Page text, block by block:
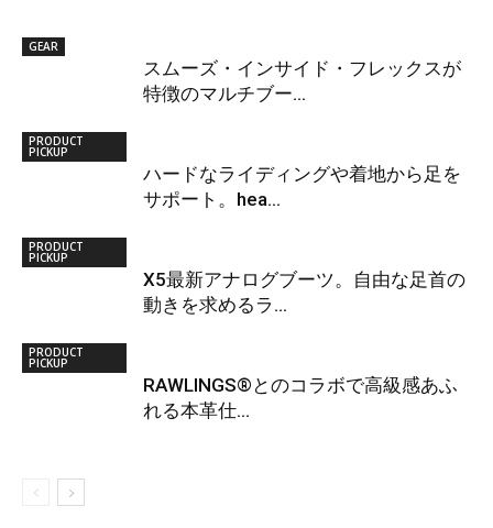
GEAR
スムーズ・インサイド・フレックスが
特徴のマルチブー...
PRODUCT
PICKUP
ハードなライディングや着地から足を
サポート。hea...
PRODUCT
PICKUP
X5最新アナログブーツ。自由な足首の
動きを求めるラ...
PRODUCT
PICKUP
RAWLINGS®とのコラボで高級感あふ
れる本革仕...